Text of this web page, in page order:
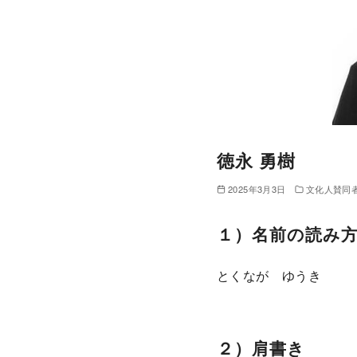
徳永 勇樹
2025年3月3日 文化人賛同
１）名前の読み
とくなが ゆうき
２）肩書き